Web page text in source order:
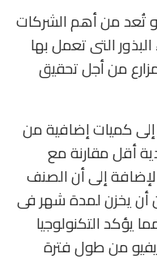
تُعد من أهم الشركات
التى تعمل بها
من أجل تحقيق
إلى كميات إضافية من
أقل مقارنة مع
إلى أن الصنف
بنسبة 70% يمكن أن يخزن لمدة شهر فى
يؤكد التكنولوجيا
من طول فترة